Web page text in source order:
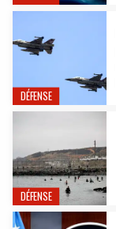
DÉFENSE
DÉFENSE